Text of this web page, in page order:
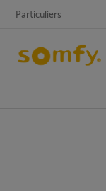
Particuliers